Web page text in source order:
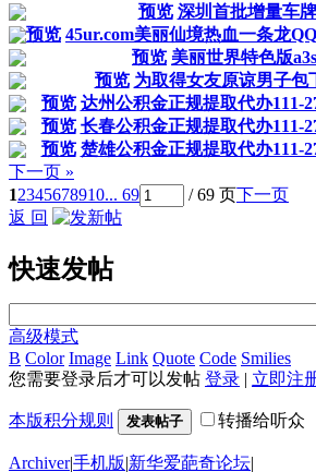
预览 深圳首批增量车
预览 45ur.com美丽仙境热血一条龙
预览 美丽世界特色版
预览 为取得女友原谅男子包
预览 达州公积金正规提取代办111-
预览 长春公积金正规提取代办111-
预览 楚雄公积金正规提取代办111-
下一页 »
12345678910... 69 / 69 页下一页
返 回
快速发帖
高级模式
B Color Image Link Quote Code Smilies
您需要登录后才可以发帖 登录 | 立即注
本版积分规则 发表帖子 转播给听众
Archiver|手机版|新华爱葩奇论坛|